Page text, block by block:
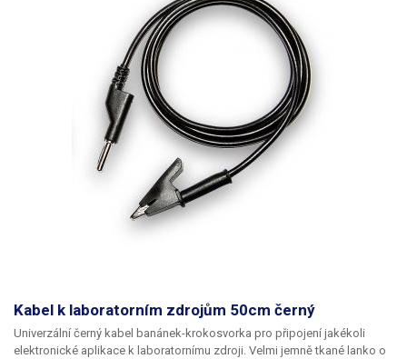
Kabel k laboratorním zdrojům 50cm černý
Univerzální černý kabel banánek-krokosvorka pro připojení jakékoli
elektronické aplikace k laboratornímu zdroji. Velmi jemně tkané lanko o